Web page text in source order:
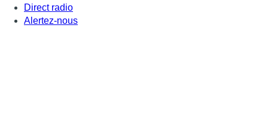
Direct radio
Alertez-nous